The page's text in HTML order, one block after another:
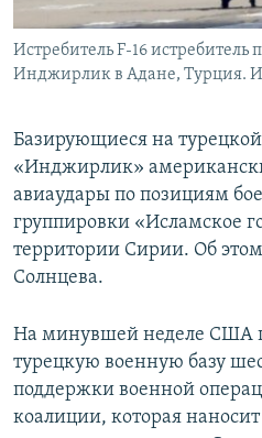
Истребитель F-16 истребитель
Инджирлик в Адане, Турция.
Базирующиеся на турецкой
«Инджирлик»
авиаудары по позициям
группировки «Исламское
территории Сирии. Об
Солнцева.
На минувшей неделе США
турецкую военную базу
поддержки военной
коалиции, которая